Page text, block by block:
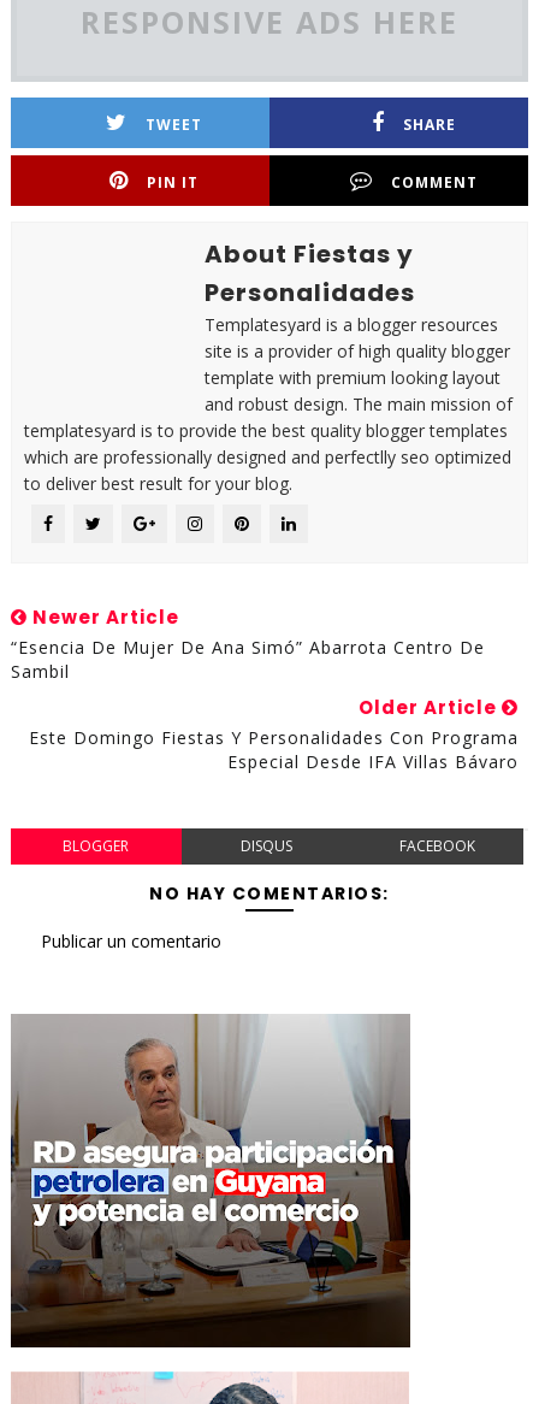
RESPONSIVE ADS HERE
TWEET SHARE
PIN IT COMMENT
About Fiestas y
Personalidades
Templatesyard is a blogger resources
site is a provider of high quality blogger
template with premium looking layout
and robust design. The main mission of
templatesyard is to provide the best quality blogger templates
which are professionally designed and perfectlly seo optimized
to deliver best result for your blog.
Newer Article
“Esencia De Mujer De Ana Simó” Abarrota Centro De
Sambil
Older Article
Este Domingo Fiestas Y Personalidades Con Programa
Especial Desde IFA Villas Bávaro
BLOGGER DISQUS FACEBOOK
NO HAY COMENTARIOS:
Publicar un comentario